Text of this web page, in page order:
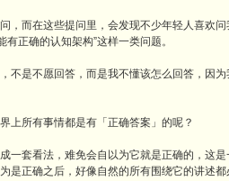
，而在这些提问里，会发现不少年轻人喜欢问
有正确的认知架构”这样一类问题。
不是不愿回答，而是我不懂该怎么回答，因
上所有事情都是有「正确答案」的呢？
一套看法，难免会自以为它就是正确的，这
是正确之后，好像自然的所有围绕它的讲述都